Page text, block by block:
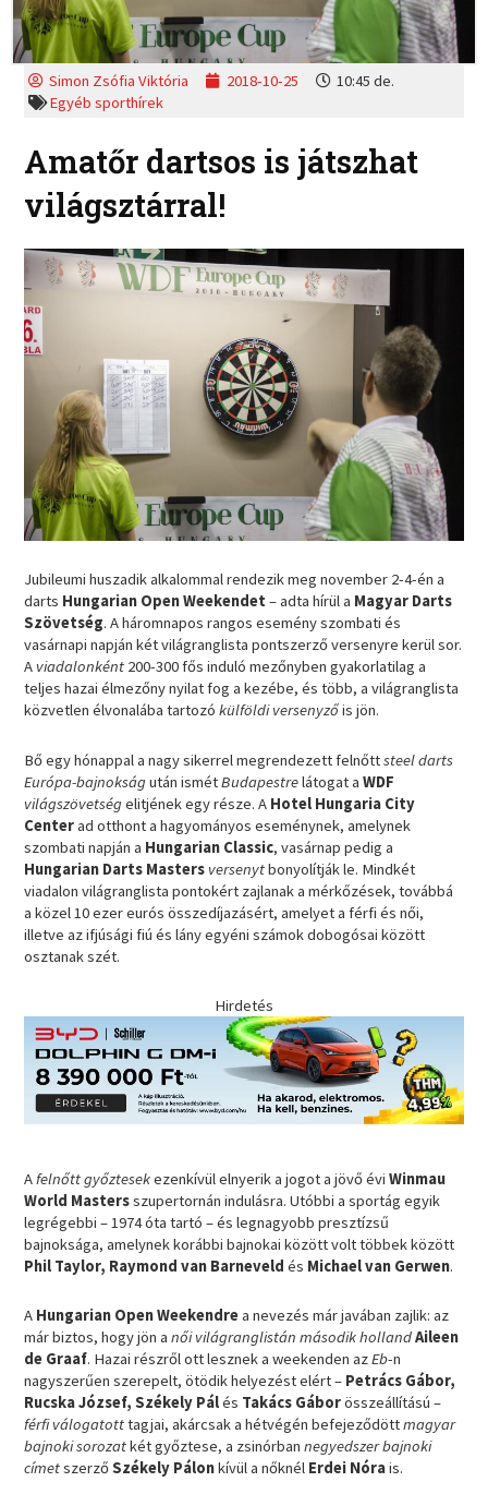
Simon Zsófia Viktória 2018-10-25
10:45 de.
Egyéb sporthírek
Amatőr dartsos is játszhat
világsztárral!
Jubileumi huszadik alkalommal rendezik meg november 2-4-én a
darts Hungarian Open Weekendet – adta hírül a Magyar Darts
Szövetség. A háromnapos rangos esemény szombati és
vasárnapi napján két világranglista pontszerző versenyre kerül sor.
A viadalonként 200-300 fős induló mezőnyben gyakorlatilag a
teljes hazai élmezőny nyilat fog a kezébe, és több, a világranglista
közvetlen élvonalába tartozókülföldi versenyzőis jön.
Bő egy hónappal a nagy sikerrel megrendezett felnőttsteel darts
Európa-bajnokságután ismétBudapestrelátogat aWDF
világszövetségelitjének egy része. A Hotel Hungaria City
Centerad otthont a hagyományos eseménynek, amelynek
szombati napján a Hungarian Classic, vasárnap pedig a
Hungarian Darts Masters versenytbonyolítják le. Mindkét
viadalon világranglista pontokért zajlanak a mérkőzések, továbbá
a közel 10 ezer eurós összedíjazásért, amelyet a férfi és női,
illetve az ifjúsági fiú és lány egyéni számok dobogósai között
osztanak szét.
Hirdetés
Afelnőtt győztesekezenkívül elnyerik a jogot a jövő éviWinmau
World Mastersszupertornán indulásra. Utóbbi a sportág egyik
legrégebbi – 1974 óta tartó – és legnagyobb presztízsű
bajnoksága, amelynek korábbi bajnokai között volt többek között
Phil Taylor, Raymond van Barneveld és Michael van Gerwen.
A Hungarian Open Weekendrea nevezés már javában zajlik: az
már biztos, hogy jön anői világranglistán második hollandAileen
de Graaf. Hazai részről ott lesznek a weekenden azEb-n
nagyszerűen szerepelt, ötödik helyezést elért – Petrács Gábor,
Rucska József, Székely Pálés Takács Gáborösszeállítású –
férfi válogatotttagjai, akárcsak a hétvégén befejeződöttmagyar
bajnoki sorozatkét győztese, a zsinórbannegyedszer bajnoki
címetszerzőSzékely Pálonkívül a nőknél Erdei Nórais.